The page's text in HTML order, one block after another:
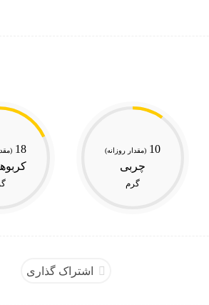
10 (مقدار روزانه)
چربی
گرم
18
اشتراک گذاری